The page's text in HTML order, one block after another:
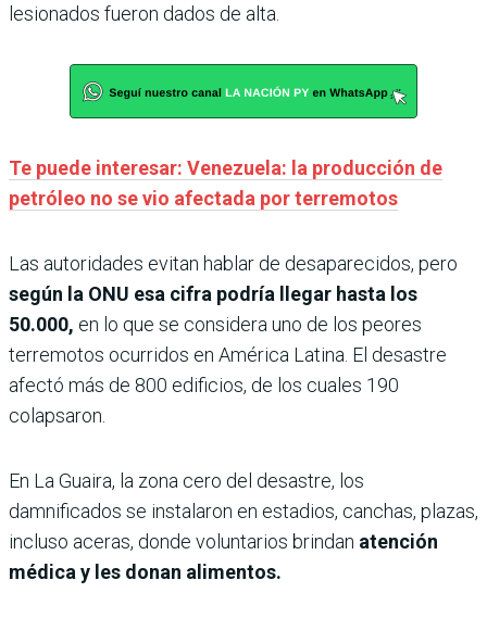
lesionados fueron dados de alta.
Te puede interesar: Venezuela: la producción de
petróleo no se vio afectada por terremotos
Las autoridades evitan hablar de desaparecidos, pero
según la ONU esa cifra podría llegar hasta los
50.000, en lo que se considera uno de los peores
terremotos ocurridos en América Latina. El desastre
afectó más de 800 edificios, de los cuales 190
colapsaron.
En La Guaira, la zona cero del desastre, los
damnificados se instalaron en estadios, canchas, plazas,
incluso aceras, donde voluntarios brindan atención
médica y les donan alimentos.